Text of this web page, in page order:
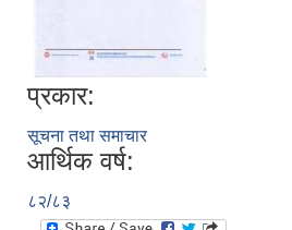
प्रकार:
सूचना तथा समाचार
आर्थिक वर्ष:
८२/८३